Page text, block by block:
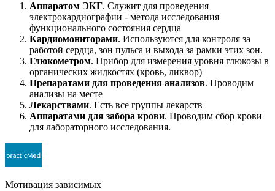
Аппаратом ЭКГ. Служит для проведения
электрокардиографии - метода исследования
функционального состояния сердца
Кардиомониторами. Используются для контроля за
работой сердца, зон пульса и выхода за рамки этих зон.
Глюкометром. Прибор для измерения уровня глюкозы в
органических жидкостях (кровь, ликвор)
Препаратами для проведения анализов. Проводим
анализы на месте
Лекарствами. Есть все группы лекарств
Аппаратами для забора крови. Проводим сбор крови
для лабораторного исследования.
Мотивация зависимых